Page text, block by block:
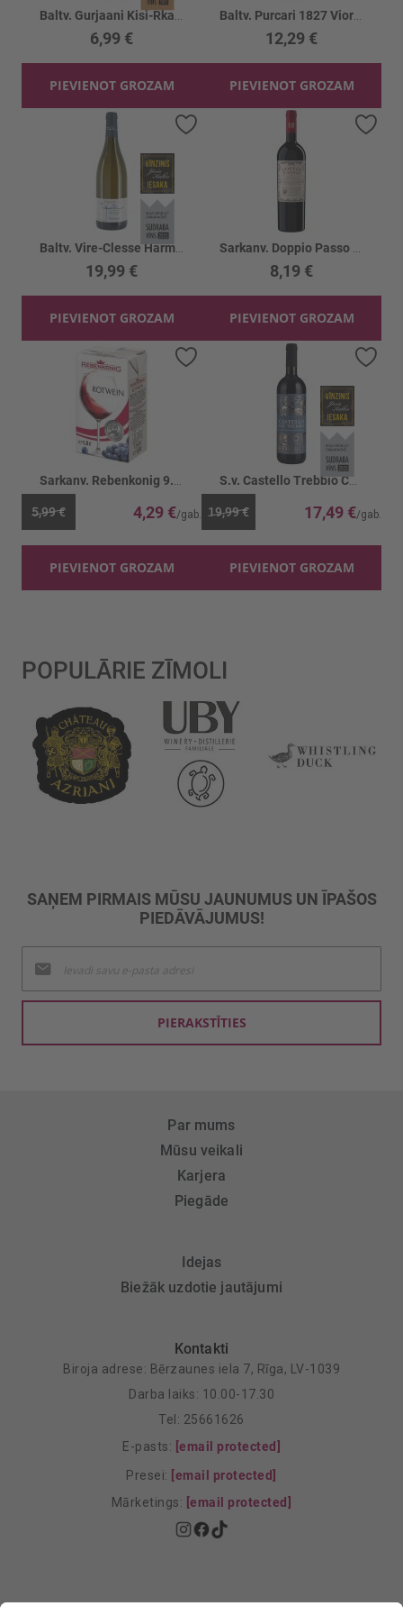
6,99 €
PIEVIENOT GROZAM
12,29 €
PIEVIENOT GROZAM
19,99 €
PIEVIENOT GROZAM
Pievienot vēlmju sarakstam
8,19 €
PIEVIENOT GROZAM
5,99 € 4,29 €
PIEVIENOT GROZAM
19,99 € 17,49 €
PIEVIENOT GROZAM
POPULĀRIE ZĪMOLI
SAŅEM PIRMAIS MŪSU JAUNUMUS UN ĪPAŠOS
PIEDĀVĀJUMUS!
jaunumu
saņemšanai:
PIERAKSTĪTIES
Par mums
Mūsu veikali
Karjera
Piegāde
Idejas
Biežāk uzdotie jautājumi
Kontakti
Biroja adrese: Bērzaunes iela 7, Rīga, LV-1039
Darba laiks: 10.00-17.30
Tel: 25661626
E-pasts: [email protected]
Presei: [email protected]
Mārketings: [email protected]